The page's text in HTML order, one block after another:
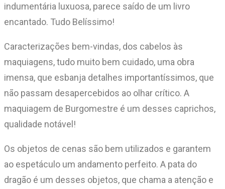
indumentária luxuosa, parece saído de um livro
encantado. Tudo Belíssimo!
Caracterizações bem-vindas, dos cabelos às
maquiagens, tudo muito bem cuidado, uma obra
imensa, que esbanja detalhes importantíssimos, que
não passam desapercebidos ao olhar crítico. A
maquiagem de Burgomestre é um desses caprichos,
qualidade notável!
Os objetos de cenas são bem utilizados e garantem
ao espetáculo um andamento perfeito. A pata do
dragão é um desses objetos, que chama a atenção e